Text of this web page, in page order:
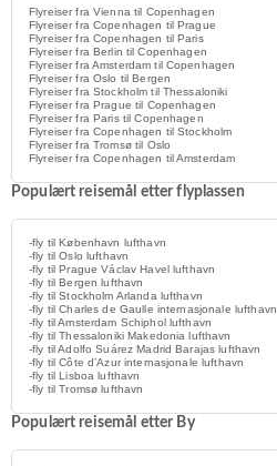
Flyreiser fra Vienna til Copenhagen
Flyreiser fra Copenhagen til Prague
Flyreiser fra Copenhagen til Paris
Flyreiser fra Berlin til Copenhagen
Flyreiser fra Amsterdam til Copenhagen
Flyreiser fra Oslo til Bergen
Flyreiser fra Stockholm til Thessaloniki
Flyreiser fra Prague til Copenhagen
Flyreiser fra Paris til Copenhagen
Flyreiser fra Copenhagen til Stockholm
Flyreiser fra Tromsø til Oslo
Flyreiser fra Copenhagen til Amsterdam
Populært reisemål etter flyplassen
-fly til København lufthavn
-fly til Oslo lufthavn
-fly til Prague Václav Havel lufthavn
-fly til Bergen lufthavn
-fly til Stockholm Arlanda lufthavn
-fly til Charles de Gaulle internasjonale lufthavn
-fly til Amsterdam Schiphol lufthavn
-fly til Thessaloniki Makedonia lufthavn
-fly til Adolfo Suárez Madrid Barajas lufthavn
-fly til Côte d’Azur internasjonale lufthavn
-fly til Lisboa lufthavn
-fly til Tromsø lufthavn
Populært reisemål etter By